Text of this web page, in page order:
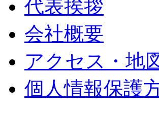
代表挨拶
会社概要
アクセス・地
個人情報保護